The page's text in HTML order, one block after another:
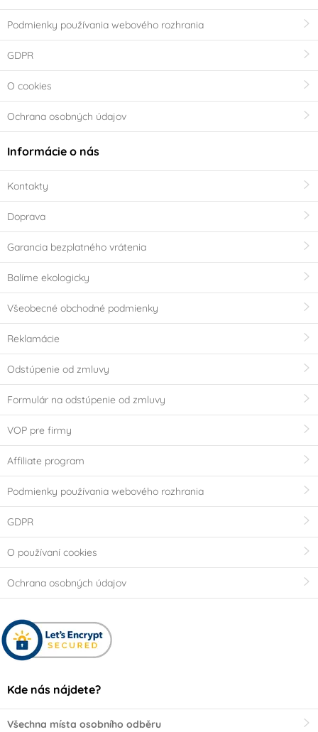
Podmienky používania webového rozhrania
GDPR
O cookies
Ochrana osobných údajov
Informácie o nás
Kontakty
Doprava
Garancia bezplatného vrátenia
Balíme ekologicky
Všeobecné obchodné podmienky
Reklamácie
Odstúpenie od zmluvy
Formulár na odstúpenie od zmluvy
VOP pre firmy
Affiliate program
Podmienky používania webového rozhrania
GDPR
O používaní cookies
Ochrana osobných údajov
Kde nás nájdete?
Všechna místa osobního odběru